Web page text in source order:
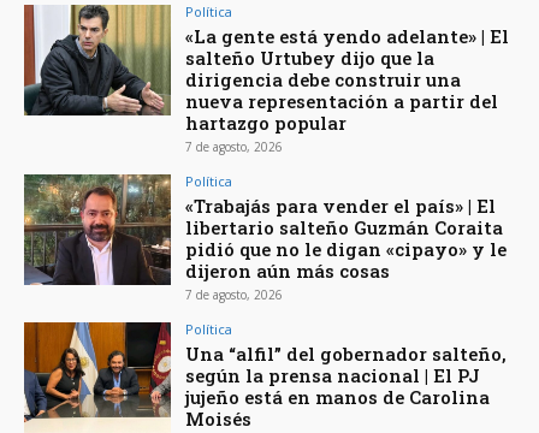
Política
«La gente está yendo adelante» | El
salteño Urtubey dijo que la
dirigencia debe construir una
nueva representación a partir del
hartazgo popular
7 de agosto, 2026
Política
«Trabajás para vender el país» | El
libertario salteño Guzmán Coraita
pidió que no le digan «cipayo» y le
dijeron aún más cosas
7 de agosto, 2026
Política
Una “alfil” del gobernador salteño,
según la prensa nacional | El PJ
jujeño está en manos de Carolina
Moisés